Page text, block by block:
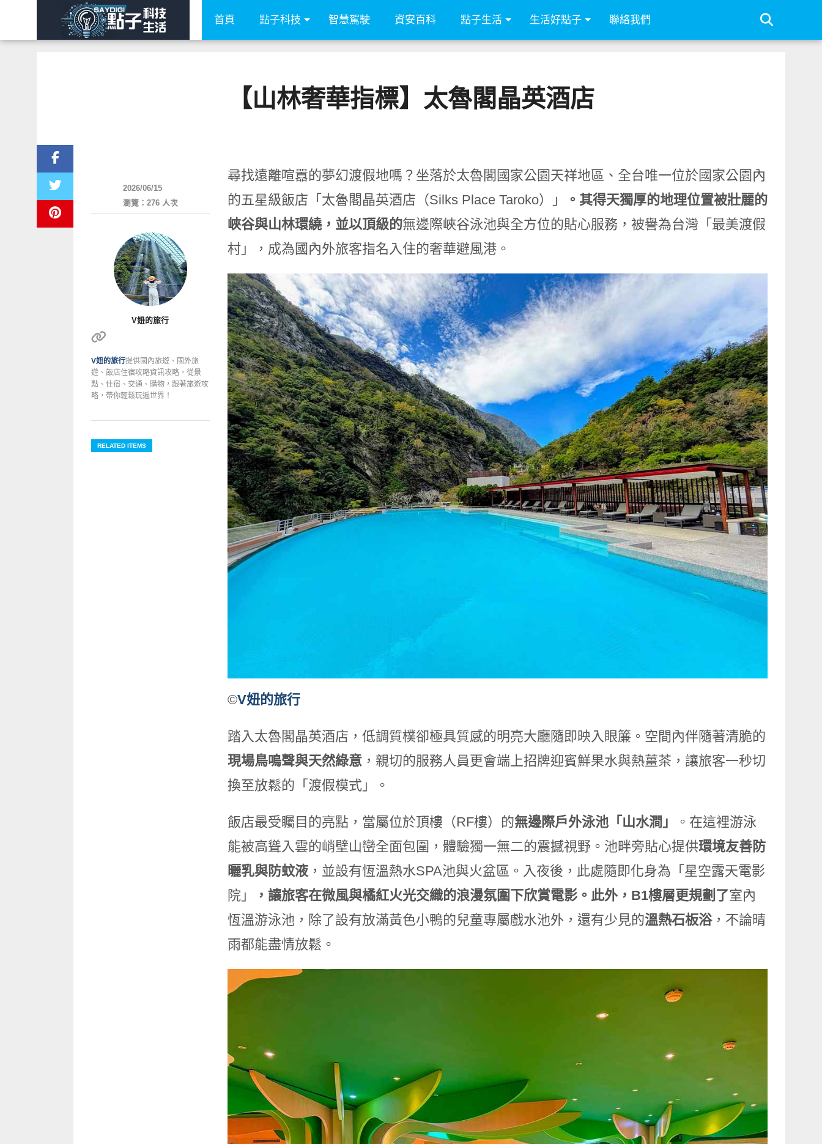
首頁 點子科技 智慧駕駛 資安百科 點子生活 生活好點子 聯絡我們
【山林奢華指標】太魯閣晶英酒店
尋找遠離喧囂的夢幻渡假地嗎？坐落於太魯閣國家公園天祥地區、全台唯一位於國家公園內
的五星級飯店「太魯閣晶英酒店（Silks Place Taroko）」
。其得天獨厚的地理位置被壯麗的
峽谷與山林環繞，並以頂級的無邊際峽谷泳池與全方位的貼心服務，被譽為台灣「最美渡假
村」，成為國內外旅客指名入住的奢華避風港。
©V妞的旅行
踏入太魯閣晶英酒店，低調質樸卻極具質感的明亮大廳隨即映入眼簾。空間內伴隨著清脆的
現場鳥鳴聲與天然綠意，親切的服務人員更會端上招牌迎賓鮮果水與熱薑茶，讓旅客一秒切
換至放鬆的「渡假模式」。
飯店最受矚目的亮點，當屬位於頂樓（RF樓）的無邊際戶外泳池「山水澗」
。在這裡游泳
能被高聳入雲的峭壁山巒全面包圍，體驗獨一無二的震撼視野。池畔旁貼心提供環境友善防
曬乳與防蚊液，並設有恆溫熱水SPA池與火盆區。入夜後，此處隨即化身為「星空露天電影
院」
，讓旅客在微風與橘紅火光交織的浪漫氛圍下欣賞電影。此外，B1樓層更規劃了室內
恆溫游泳池，除了設有放滿黃色小鴨的兒童專屬戲水池外，還有少見的溫熱石板浴，不論晴
雨都能盡情放鬆。
2026/06/15
瀏覽：276 人次
V妞的旅行
V妞的旅行提供國內旅遊、國外旅
遊、飯店住宿攻略資訊攻略，從景
點、住宿、交通、購物，跟著旅遊攻
略，帶你輕鬆玩遍世界！
RELATED ITEMS